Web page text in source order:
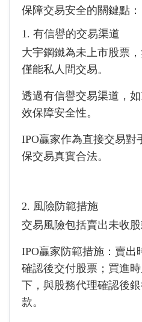
保障交易安全的關鍵點：
1. 有信譽的交易渠道
大宇鋼鐵為未上市股票
僅能私人間交易。
透過有信譽交易渠道，
效保障安全性。
IPO贏家作為直接交易對
保交易真實合法。
2. 風險防範措施
交易風險包括賣出未收股
IPO贏家防範措施：賣出
確認後交付股票；買進
下，與股務代理確認後
款。